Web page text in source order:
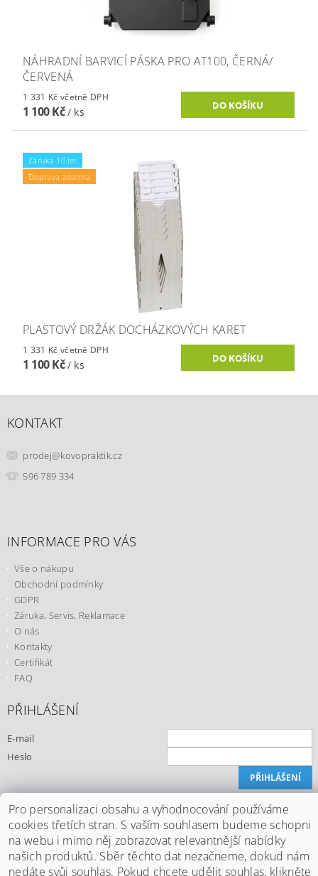
NÁHRADNÍ BARVICÍ PÁSKA PRO AT100, ČERNÁ/
ČERVENÁ
1 331 Kč včetně DPH
1 100 Kč/ ks
Záruka 10 let
Doprava zdarma
PLASTOVÝ DRŽÁK DOCHÁZKOVÝCH KARET
1 331 Kč včetně DPH
1 100 Kč/ ks
KONTAKT
prodej@kovopraktik.cz
596 789 334
INFORMACE PRO VÁS
Vše o nákupu
Obchodní podmínky
GDPR
Záruka, Servis, Reklamace
O nás
Kontakty
Certifikát
FAQ
PŘIHLÁŠENÍ
E-mail
Heslo
Registrace
Zapomenuté heslo
Pro personalizaci obsahu a vyhodnocování používáme
cookies třetích stran. S vaším souhlasem budeme schopni
na webu i mimo něj zobrazovat relevantnější nabídky
našich produktů. Sběr těchto dat nezačneme, dokud nám
nedáte svůj souhlas. Pokud chcete udělit souhlas, klikněte